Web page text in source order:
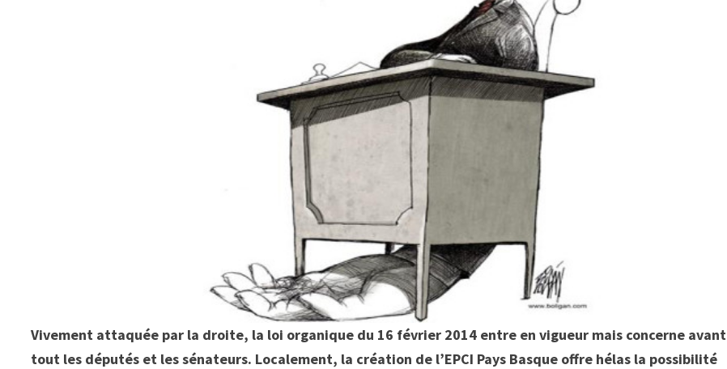
Vivement attaquée par la droite, la loi organique du 16 février 2014 entre en vigueur mais concerne avant
tout les députés et les sénateurs. Localement, la création de l’EPCI Pays Basque offre hélas la possibilité